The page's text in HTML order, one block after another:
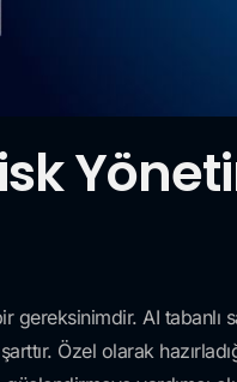
AI tabanlı
Özel olarak